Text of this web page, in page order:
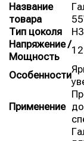
Название
товара
Тип цоколя
H3
Напряжение /
Мощность
Особенности
Применение